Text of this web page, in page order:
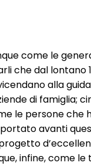
come le
che dal lontano
alla
di famiglia;
le persone che
portato avanti
infine, come le